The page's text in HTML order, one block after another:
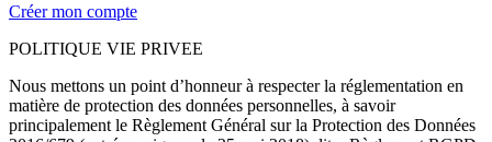
Créer mon compte
POLITIQUE VIE PRIVEE
Nous mettons un point d’honneur à respecter la réglementation en
matière de protection des données personnelles, à savoir
principalement le Règlement Général sur la Protection des Données